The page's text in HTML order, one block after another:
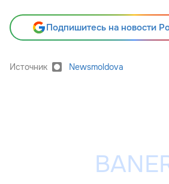
Подпишитесь на новости
Источник Newsmoldova